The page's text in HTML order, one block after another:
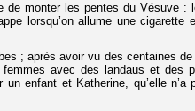
de monter les pentes du Vésuve :
lorsqu’on allume une cigarette
; après avoir vu des centaines
avec des landaus et des
un enfant et Katherine, qu’elle